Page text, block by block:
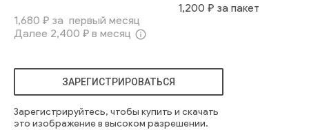
1,680 ₽ за первый месяц
Далее 2,400 ₽ в месяц info_outline
1,200 ₽ за пакет
ЗАРЕГИСТРИРОВАТЬСЯ
Зарегистрируйтесь, чтобы купить и скачать
это изображение в высоком разрешении.